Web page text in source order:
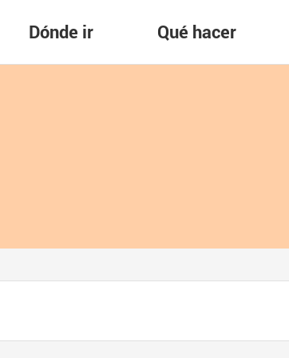
Dónde ir Qué hacer